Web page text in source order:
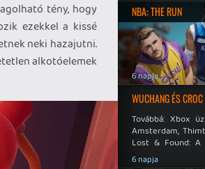
tény, hogy
ezekkel a kissé
neki hazajutni.
alkotóelemek
NBA: THE RUN
6 napja
WUCHANG ÉS
Továbbá: Xbox
Amsterdam,
Lost & Found: A
Never Dies.
6 napja